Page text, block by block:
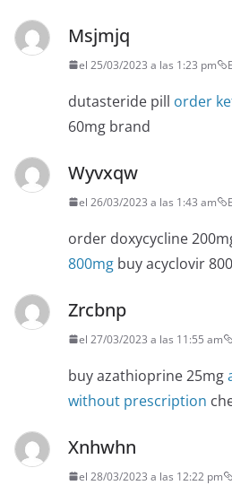
Msjmjq
el 25/03/2023 a las 1:23 pm
dutasteride pill order
60mg brand
Wyvxqw
el 26/03/2023 a las 1:43 am
order doxycycline
800mg buy acyclovir
Zrcbnp
el 27/03/2023 a las 11:55 am
buy azathioprine 25mg
without prescription
Xnhwhn
el 28/03/2023 a las 12:22 pm